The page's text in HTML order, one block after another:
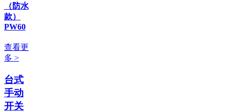
（防水
款）
PW60
查看更
多 >
台式
手动
开关